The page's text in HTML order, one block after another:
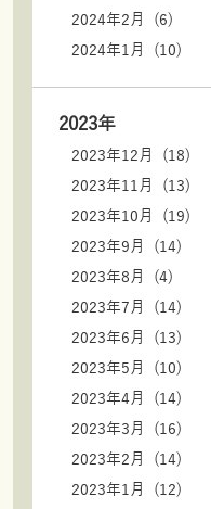
2024年2月 (6)
2024年1月 (10)
2023年
2023年12月 (18)
2023年11月 (13)
2023年10月 (19)
2023年9月 (14)
2023年8月 (4)
2023年7月 (14)
2023年6月 (13)
2023年5月 (10)
2023年4月 (14)
2023年3月 (16)
2023年2月 (14)
2023年1月 (12)